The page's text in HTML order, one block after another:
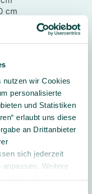
nutzen wir Cookies
personalisierte
und Statistiken
erlaubt uns diese
an Drittanbieter
sich jederzeit
anpassen. Weitere
cm
den
EN